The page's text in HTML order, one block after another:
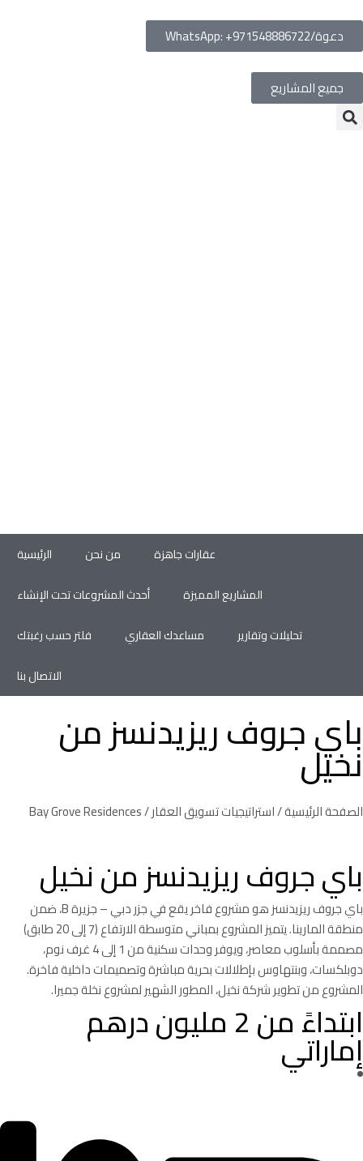
دعوة/WhatsApp: +971548886722
جميع المشاريع
الرئيسية من نحن
عقارات جاهزة
أحدث المشروعات تحت الإنشاء
المشاريع المميزة
فلتر حسب رغبتك
مساعدك العقاري
تحليلات وتقارير
الاتصال بنا
باي جروف ريزيدنسز من
نخيل
الصفحة الرئيسية/استراتيجيات تسويق العقار/ Bay Grove Residences
باي جروف ريزيدنسز من نخيل
باي جروف ريزيدنسز هو مشروع فاخر يقع في جزر دبي – جزيرة B، ضمن
منطقة المارينا. يتميز المشروع بمباني متوسطة الارتفاع (7 إلى 20 طابق)
مصممة بأسلوب معاصر، ويوفر وحدات سكنية من 1 إلى 4 غرف نوم،
دوبلكسات، وبنتهاوس بإطلالات بحرية مباشرة وتصميمات داخلية فاخرة.
المشروع من تطوير شركة نخيل، المطور الشهير لمشروع نخلة جميرا.
ابتداءً من 2 مليون درهم
إماراتي